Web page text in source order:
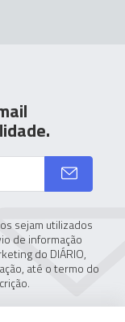
sejam utilizados
de informação
do DIÁRIO,
até o termo do